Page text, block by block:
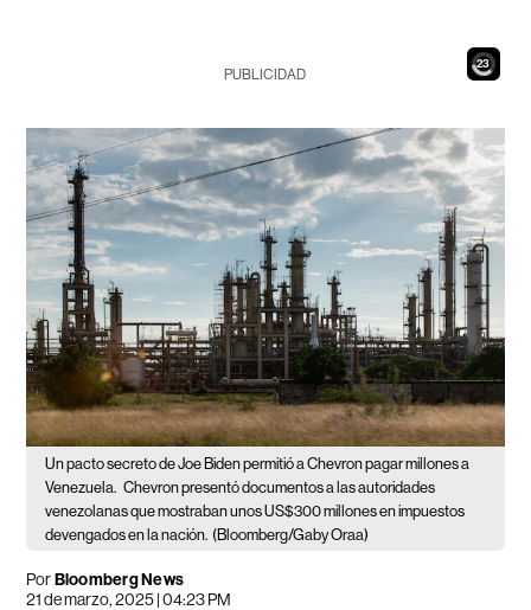
21
PUBLICIDAD
Un pacto secreto de Joe Biden permitió a Chevron pagar millones a
Venezuela. Chevron presentó documentos a las autoridades
venezolanas que mostraban unos US$300 millones en impuestos
devengados en la nación. (Bloomberg/Gaby Oraa)
PorBloomberg News
21 de marzo, 2025 | 04:23 PM